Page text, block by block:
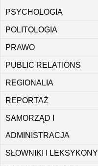
PSYCHOLOGIA
POLITOLOGIA
PRAWO
PUBLIC RELATIONS
REGIONALIA
REPORTAŻ
SAMORZĄD I
ADMINISTRACJA
SŁOWNIKI I LEKSYKONY